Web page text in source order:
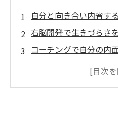
自分と向き合い内省する
右脳開発で生きづらさ
コーチングで自分の内
内面を取り戻して自信